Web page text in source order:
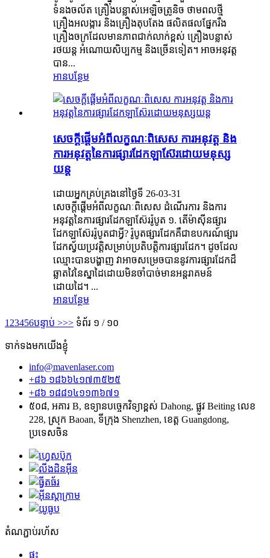
ទំនងចល័ត គ្រឿងបន្លាស់អេឡិចត្រូនិច ថាមពលថ្មី
គ្រឿងអលង្ការ និងគ្រឿងតុបតែង ផលិតផលផ្នែករឹង
គ្រឿងចក្រដែលមានភាពជាក់លាក់ខ្ពស់ គ្រឿងបន្លាស់
រថយន្ត អំណោយសិប្បកម្ម និងច្រើនទៀត។ អាចអនុវត្ត
បាន...
អានបន្ថែម
សេចក្តីផ្តើមអំពីលក្ខណៈពិសេស ការអនុវត្ត និង
ការអនុវត្តនៃការផ្សារដែកឡាស៊ែរដោយមនុស្ស
យន្ត
ដោយអ្នកគ្រប់គ្រងនៅថ្ងៃទី 26-03-31
សេចក្តីផ្តើមអំពីលក្ខណៈពិសេស ដំណើរការ និងការ
អនុវត្តនៃការផ្សារដែកឡាស៊ែររ៉ូបូត ១. តើម៉ាស៊ីនផ្សារ
ដែកឡាស៊ែររ៉ូបូតជាអ្វី? រ៉ូបូតផ្សារដែកគឺជាឧបករណ៍ផ្សារ
ដែកស្វ័យប្រវត្តិសម្រាប់ប្រតិបត្តិការផ្សារដែក។ ដូចដែល
ឈ្មោះបានបង្ហាញ វាអាចសម្រេចបាននូវការផ្សារដែកដ៏
ឆ្លាតវៃនៃស្នាដៃដោយមិនចាំបាច់មានអន្តរាគមន៍
ដោយដៃ។ ...
អានបន្ថែម
1 23456បន្ទាប់ >>> ទំព័រ ១ / ១០
ទាក់ទងមកយើងខ្ញុំ
info@mavenlaser.com
+៨៦ ១៨៦៦៤១៧៣៥២៥
+៨៦ ១៨៨១៤១១៣៦៧១
៥០៨, អគារ B, ឧទ្យានបច្ចេកវិទ្យាខ្ពស់ Dahong, ផ្លូវ Beiting លេខ
228, ស្រុក Baoan, ទីក្រុង Shenzhen, ខេត្ត Guangdong,
ប្រទេសចិន
តំណភ្ជាប់រហ័ស
ផ្ទះ